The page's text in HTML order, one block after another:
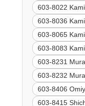
603-8022
603-8036
603-8065
603-8083
603-8231
603-8232
603-8406
603-8415